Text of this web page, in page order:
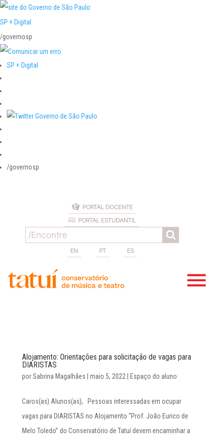
SP + Digital
/governosp
SP + Digital
/governosp
PORTAL DOCENTE
PORTAL ESTUDANTIL
EN PT ES
Alojamento: Orientações para solicitação de vagas para
DIARISTAS
porSabrina Magalhães maio 5, 2022 Espaço do aluno
Caros(as) Alunos(as), Pessoas interessadas em ocupar
vagas para DIARISTAS no Alojamento “Prof. João Eurico de
Melo Toledo” do Conservatório de Tatuí devem encaminhar a